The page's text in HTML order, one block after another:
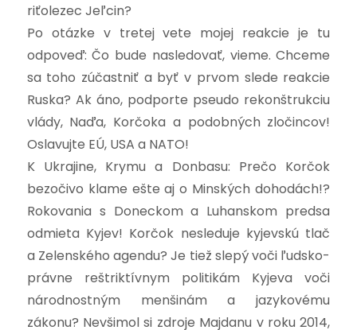
riťolezec Jeľcin?
Po otázke v tretej vete mojej reakcie je tu
odpoveď: Čo bude nasledovať, vieme. Chceme
sa toho zúčastniť a byť v prvom slede reakcie
Ruska? Ak áno, podporte pseudo rekonštrukciu
vlády, Naďa, Korčoka a podobných zločincov!
Oslavujte EÚ, USA a NATO!
K Ukrajine, Krymu a Donbasu: Prečo Korčok
bezočivo klame ešte aj o Minských dohodách!?
Rokovania s Doneckom a Luhanskom predsa
odmieta Kyjev! Korčok nesleduje kyjevskú tlač
a Zelenského agendu? Je tiež slepý voči ľudsko-
právne reštriktívnym politikám Kyjeva voči
národnostným menšinám a jazykovému
zákonu? Nevšimol si zdroje Majdanu v roku 2014,